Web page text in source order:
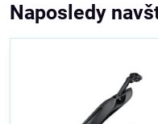
Naposledy